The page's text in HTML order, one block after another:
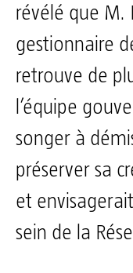
révélé que M.
gestionnaire
retrouve de
l’équipe
songer à
préserver sa
et
sein de la